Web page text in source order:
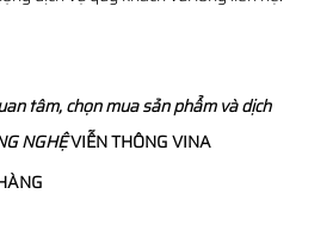
tâm, chọn mua sản phẩm và dịch
NGHỆVIỄN THÔNGVINA